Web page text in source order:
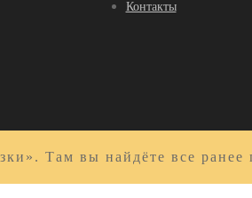
Контакты
Там вы найдёте все